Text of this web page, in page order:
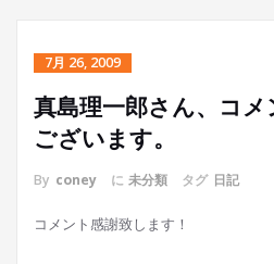
7月 26, 2009
真島理一郎さん、コ
ございます。
By coney に 未分類 タグ 日記
コメント感謝致します！